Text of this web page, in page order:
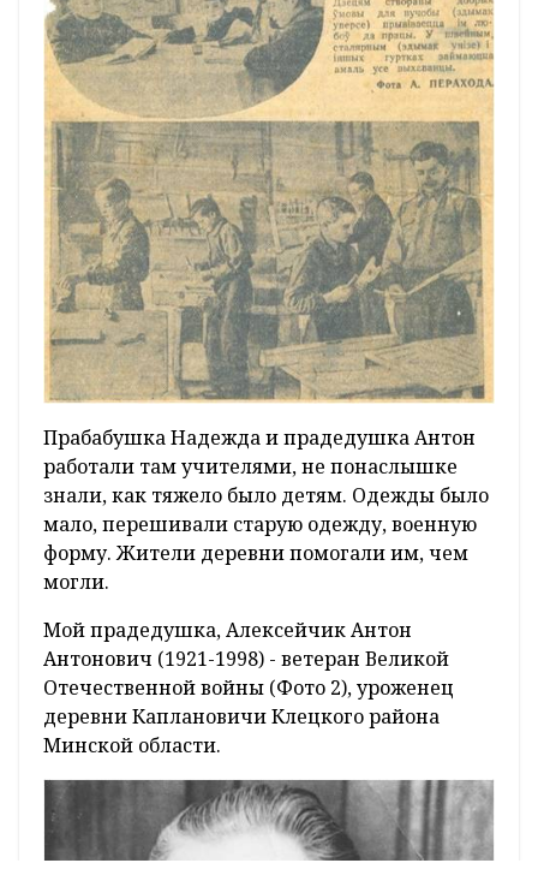
Прабабушка Надежда и прадедушка Антон
работали там учителями, не понаслышке
знали, как тяжело было детям. Одежды было
мало, перешивали старую одежду, военную
форму. Жители деревни помогали им, чем
могли.
Мой прадедушка, Алексейчик Антон
Антонович (1921-1998) - ветеран Великой
Отечественной войны (Фото 2), уроженец
деревни Каплановичи Клецкого района
Минской области.